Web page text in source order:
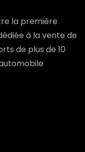
la première
à la vente de
de plus de 10